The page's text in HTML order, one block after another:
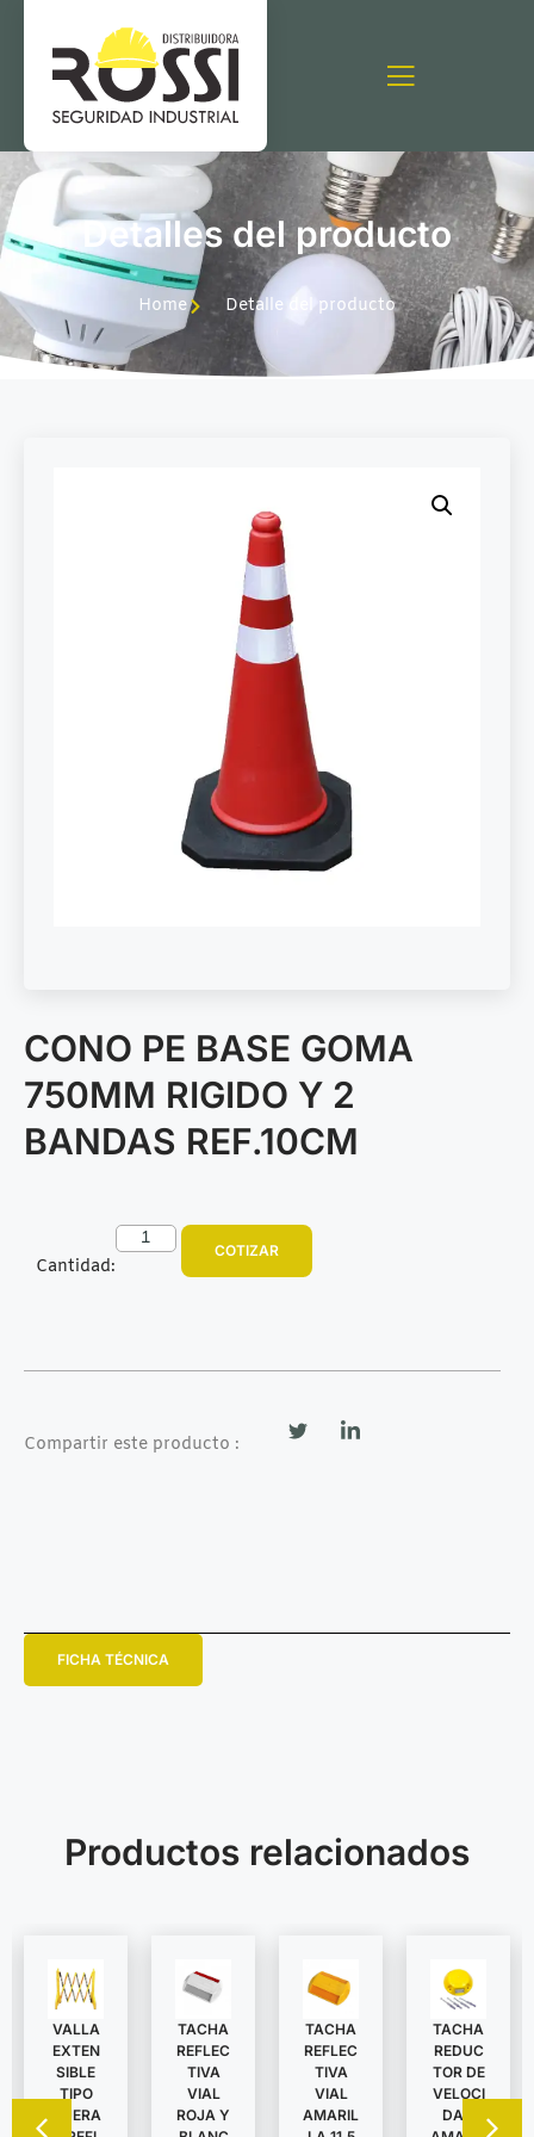
Detalles del producto
Home Detalle del producto
CONO PE BASE GOMA
750MM RIGIDO Y 2
BANDAS REF.10CM
Cantidad:
COTIZAR
Compartir este producto :
FICHA TÉCNICA
Productos relacionados
VALLA
EXTEN
SIBLE
TIPO
TIJERA
TACHA
REFLEC
TIVA
VIAL
ROJA Y
TACHA
REFLEC
TIVA
VIAL
AMARIL
TACHA
REDUC
TOR DE
VELOCI
DAD